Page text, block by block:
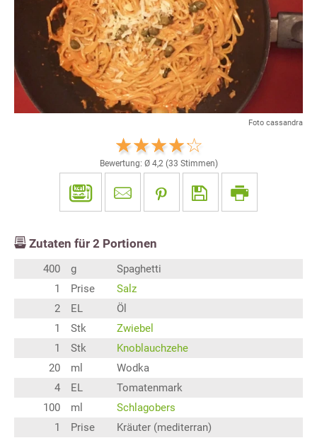
Foto cassandra
Bewertung: Ø 4,2(33 Stimmen)
Zutaten für 2 Portionen
400 g
Spaghetti
1
Prise
Salz
2
EL
Öl
1
Stk
Zwiebel
1
Stk
Knoblauchzehe
20
ml
Wodka
4
EL
Tomatenmark
100
ml
Schlagobers
1
Prise
Kräuter (mediterran)